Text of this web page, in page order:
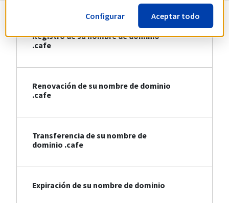
Registro de su nombre de dominio
.cafe
Renovación de su nombre de dominio
.cafe
Transferencia de su nombre de
dominio .cafe
Expiración de su nombre de dominio
Configurar Aceptar todo